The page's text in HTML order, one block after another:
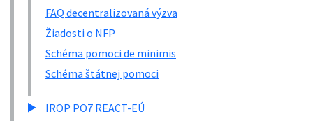
FAQ decentralizovaná výzva
Žiadosti o NFP
Schéma pomoci de minimis
Schéma štátnej pomoci
IROP PO7 REACT-EÚ